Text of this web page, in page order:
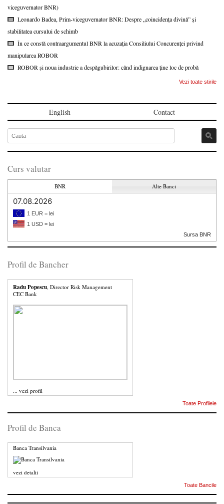
viceguvernator BNR)
Leonardo Badea, Prim-viceguvernator BNR: Despre „coincidența divină” și
stabilitatea cursului de schimb
În ce constă contraargumentul BNR la acuzația Consiliului Concurenței privind
manipularea ROBOR
ROBOR și noua industrie a despăgubirilor: când indignarea ține loc de probă
Vezi toate stirile
English Contact
Curs valutar
BNR Alte Banci
07.08.2026
1 EUR = lei
1 USD = lei
Sursa BNR
Profil de Bancher
Radu Popescu , Director Risk Management
CEC Bank
... vezi profil
Toate Profilele
Profil de Banca
Banca Transilvania
vezi detalii
Toate Bancile